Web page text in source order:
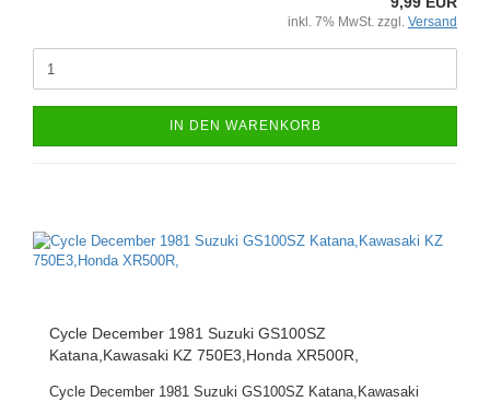
inkl. 7% MwSt. zzgl. Versand
IN DEN WARENKORB
Cycle December 1981 Suzuki GS100SZ
Katana,Kawasaki KZ 750E3,Honda XR500R,
Cycle December 1981 Suzuki GS100SZ Katana,Kawasaki